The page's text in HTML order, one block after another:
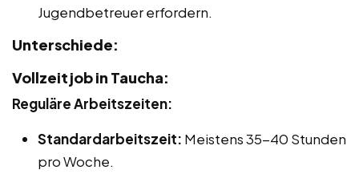
Jugendbetreuer erfordern.
Unterschiede:
Vollzeitjob in Taucha:
Reguläre Arbeitszeiten:
Standardarbeitszeit: Meistens 35-40 Stunden
pro Woche.